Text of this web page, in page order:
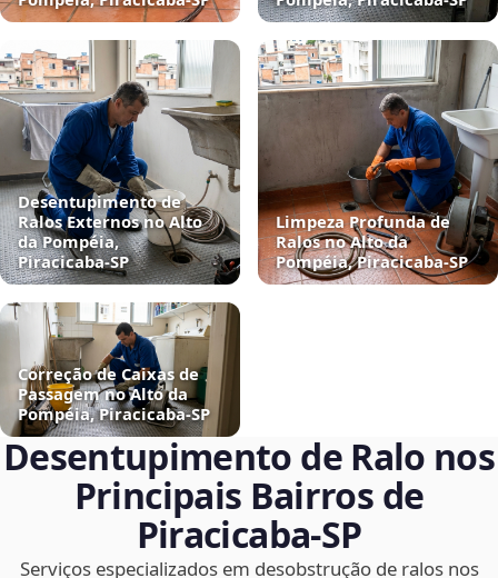
Desentupimento de
Ralos Externos no Alto
da Pompéia,
Piracicaba‑SP
Limpeza Profunda de
Ralos no Alto da
Pompéia, Piracicaba‑SP
Correção de Caixas de
Passagem no Alto da
Pompéia, Piracicaba‑SP
Desentupimento de Ralo nos
Principais Bairros de
Piracicaba‑SP
Serviços especializados em desobstrução de ralos nos